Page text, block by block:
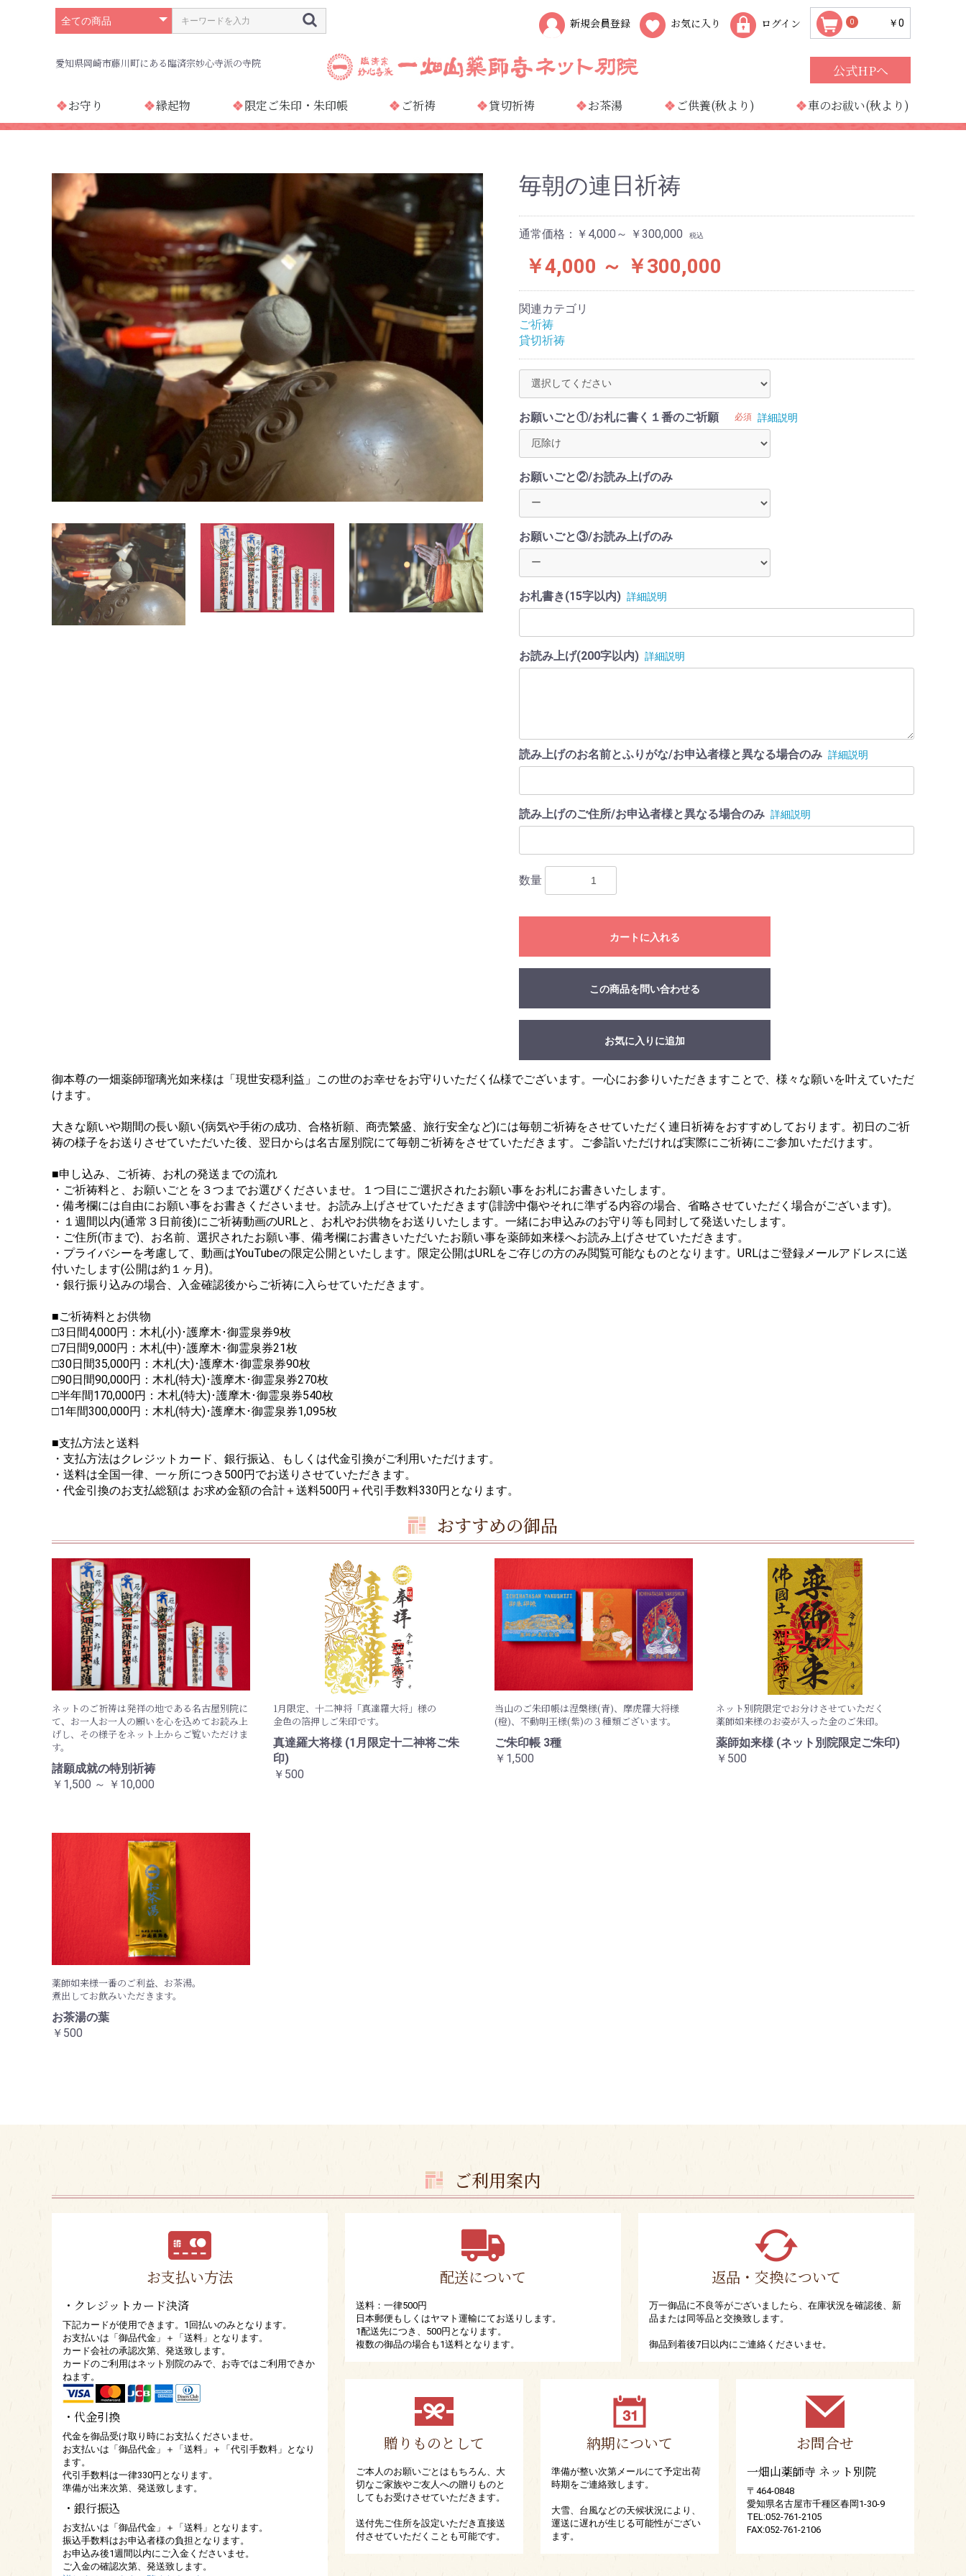
新規会員登録 お気に入り ログイン 0 ￥0
愛知県岡崎市藤川町にある臨済宗妙心寺派の寺院 公式HPへ
お守り 縁起物 限定ご朱印・朱印帳 ご祈祷 貸切祈祷 お茶湯 ご供養(秋より) 車のお祓い(秋より)
毎朝の連日祈祷
通常価格： ￥4,000～ ￥300,000 税込
￥4,000 ～ ￥300,000
関連カテゴリ
ご祈祷
貸切祈祷
お願いごと①/お札に書く１番のご祈願 必須 詳細説明
お願いごと②/お読み上げのみ
お願いごと③/お読み上げのみ
お札書き(15字以内) 詳細説明
お読み上げ(200字以内) 詳細説明
読み上げのお名前とふりがな/お申込者様と異なる場合のみ 詳細説明
読み上げのご住所/お申込者様と異なる場合のみ 詳細説明
数量
カートに入れる
この商品を問い合わせる
お買い物を続ける カートへ進む
お気に入りに追加
御本尊の一畑薬師瑠璃光如来様は「現世安穏利益」この世のお幸せをお守りいただく仏様でございます。一心にお参りいただきますことで、様々な願いを叶えていただ
けます。
大きな願いや期間の長い願い(病気や手術の成功、合格祈願、商売繁盛、旅行安全など)には毎朝ご祈祷をさせていただく連日祈祷をおすすめしております。初日のご祈
祷の様子をお送りさせていただいた後、翌日からは名古屋別院にて毎朝ご祈祷をさせていただきます。ご参詣いただければ実際にご祈祷にご参加いただけます。
■申し込み、ご祈祷、お札の発送までの流れ
・ご祈祷料と、お願いごとを３つまでお選びくださいませ。１つ目にご選択されたお願い事をお札にお書きいたします。
・備考欄には自由にお願い事をお書きくださいませ。お読み上げさせていただきます(誹謗中傷やそれに準ずる内容の場合、省略させていただく場合がございます)。
・１週間以内(通常３日前後)にご祈祷動画のURLと、お札やお供物をお送りいたします。一緒にお申込みのお守り等も同封して発送いたします。
・ご住所(市まで)、お名前、選択されたお願い事、備考欄にお書きいただいたお願い事を薬師如来様へお読み上げさせていただきます。
・プライバシーを考慮して、動画はYouTubeの限定公開といたします。限定公開はURLをご存じの方のみ閲覧可能なものとなります。URLはご登録メールアドレスに送
付いたします(公開は約１ヶ月)。
・銀行振り込みの場合、入金確認後からご祈祷に入らせていただきます。
■ご祈祷料とお供物
□3日間4,000円：木札(小)･護摩木･御霊泉券9枚
□7日間9,000円：木札(中)･護摩木･御霊泉券21枚
□30日間35,000円：木札(大)･護摩木･御霊泉券90枚
□90日間90,000円：木札(特大)･護摩木･御霊泉券270枚
□半年間170,000円：木札(特大)･護摩木･御霊泉券540枚
□1年間300,000円：木札(特大)･護摩木･御霊泉券1,095枚
■支払方法と送料
・支払方法はクレジットカード、銀行振込、もしくは代金引換がご利用いただけます。
・送料は全国一律、一ヶ所につき500円でお送りさせていただきます。
・代金引換のお支払総額は お求め金額の合計＋送料500円＋代引手数料330円となります。
おすすめの御品
ネットのご祈祷は発祥の地である名古屋別院に
て、お一人お一人の願いを心を込めてお読み上
げし、その様子をネット上からご覧いただけま
す。
諸願成就の特別祈祷
￥1,500 ～ ￥10,000
1月限定、十二神将「真達羅大将」様の
金色の箔押しご朱印です。
真達羅大将様 (1月限定十二神将ご朱
印)
￥500
当山のご朱印帳は涅槃様(青)、摩虎羅大将様
(橙)、不動明王様(紫)の３種類ございます。
ご朱印帳 3種
￥1,500
ネット別院限定でお分けさせていただく
薬師如来様のお姿が入った金のご朱印。
薬師如来様 (ネット別院限定ご朱印)
￥500
薬師如来様一番のご利益、お茶湯。
煮出してお飲みいただきます。
お茶湯の葉
￥500
ご利用案内
お支払い方法
・クレジットカード決済
下記カードが使用できます。1回払いのみとなります。
お支払いは「御品代金」＋「送料」となります。
カード会社の承認次第、発送致します。
カードのご利用はネット別院のみで、お寺ではご利用できか
ねます。
・代金引換
代金を御品受け取り時にお支払くださいませ。
お支払いは「御品代金」＋「送料」＋「代引手数料」となり
ます。
代引手数料は一律330円となります。
準備が出来次第、発送致します。
・銀行振込
お支払いは「御品代金」＋「送料」となります。
振込手数料はお申込者様の負担となります。
お申込み後1週間以内にご入金くださいませ。
ご入金の確認次第、発送致します。
配送について
送料：一律500円
日本郵便もしくはヤマト運輸にてお送りします。
1配送先につき、500円となります。
複数の御品の場合も1送料となります。
返品・交換について
万一御品に不良等がございましたら、在庫状況を確認後、新
品または同等品と交換致します。
御品到着後7日以内にご連絡くださいませ。
贈りものとして
ご本人のお願いごとはもちろん、大
切なご家族やご友人への贈りものと
してもお受けさせていただきます。
送付先ご住所を設定いただき直接送
付させていただくことも可能です。
納期について
準備が整い次第メールにて予定出荷
時期をご連絡致します。
大雪、台風などの天候状況により、
運送に遅れが生じる可能性がござい
ます。
お問合せ
一畑山薬師寺 ネット別院
〒464-0848
愛知県名古屋市千種区春岡1-30-9
TEL:052-761-2105
FAX:052-761-2106